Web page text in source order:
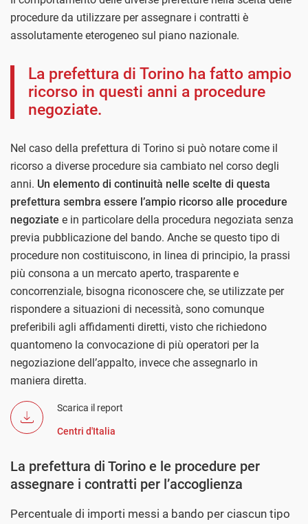
procedure da utilizzare per assegnare i contratti è
assolutamente eterogeneo sul piano nazionale.
La prefettura di Torino ha fatto ampio
ricorso in questi anni a procedure
negoziate.
Nel caso della prefettura di Torino si può notare come il
ricorso a diverse procedure sia cambiato nel corso degli
anni. Un elemento di continuità nelle scelte di questa
prefettura sembra essere l’ampio ricorso alle procedure
negoziate e in particolare della procedura negoziata senza
previa pubblicazione del bando. Anche se questo tipo di
procedure non costituiscono, in linea di principio, la prassi
più consona a un mercato aperto, trasparente e
concorrenziale, bisogna riconoscere che, se utilizzate per
rispondere a situazioni di necessità, sono comunque
preferibili agli affidamenti diretti, visto che richiedono
quantomeno la convocazione di più operatori per la
negoziazione dell’appalto, invece che assegnarlo in
maniera diretta.
Scarica il report
Centri d'Italia
La prefettura di Torino e le procedure per
assegnare i contratti per l’accoglienza
Percentuale di importi messi a bando per ciascun tipo